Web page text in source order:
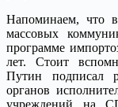
Напоминаем, что
массовых
программе
лет. Стоит
Путин подписал
органов
учреждений на